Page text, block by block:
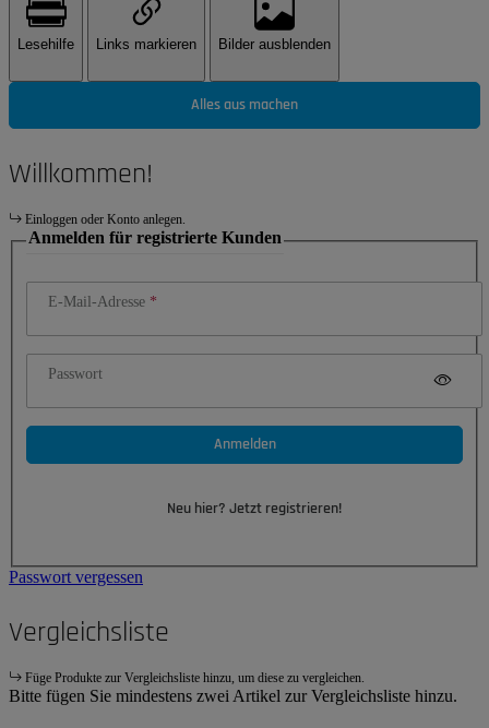
Lesehilfe Links markieren Bilder ausblenden
Alles aus machen
Willkommen!
Einloggen oder Konto anlegen.
Anmelden für registrierte Kunden
E-Mail-Adresse
Passwort
Anmelden
Neu hier? Jetzt registrieren!
Passwort vergessen
Vergleichsliste
Füge Produkte zur Vergleichsliste hinzu, um diese zu vergleichen.
Bitte fügen Sie mindestens zwei Artikel zur Vergleichsliste hinzu.